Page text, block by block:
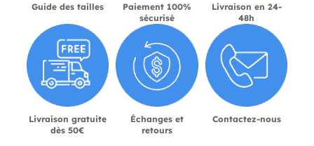
Guide des tailles
Paiement 100%
sécurisé
Livraison en 24-
48h
Livraison gratuite
dès 50€
Échanges et
retours
Contactez-nous